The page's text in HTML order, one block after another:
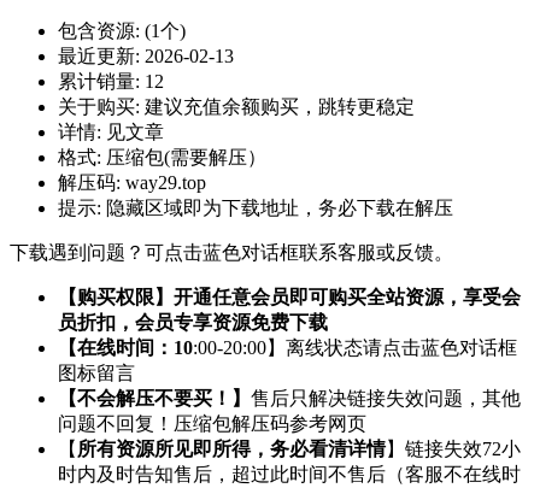
包含资源: (1个)
最近更新: 2026-02-13
累计销量: 12
关于购买: 建议充值余额购买，跳转更稳定
详情: 见文章
格式: 压缩包(需要解压）
解压码: way29.top
提示: 隐藏区域即为下载地址，务必下载在解压
下载遇到问题？可点击蓝色对话框联系客服或反馈。
【购买权限】开通任意会员即可购买全站资源，享受会
员折扣，会员专享资源免费下载
【在线时间：10:00-20:00】离线状态请点击蓝色对话框
图标留言
【不会解压不要买！】 售后只解决链接失效问题，其他
问题不回复！压缩包解压码参考网页
【 所有资源所见即所得，务必看清详情】链接失效72小
时内及时告知售后，超过此时间不售后（客服不在线时